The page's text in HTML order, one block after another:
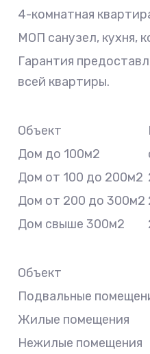
4-комнатная
МОП санузел, кухня,
Гарантия
всей квартиры.
Объект
Дом до 100м2
Дом от 100 до 200м2
Дом от 200 до 300м2
Дом свыше 300м2
Объект
Подвальные
Жилые помещения
Нежилые помещения